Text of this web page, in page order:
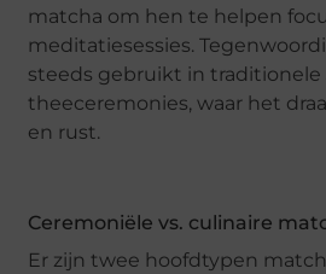
matcha om hen te helpen
meditatiesessies.
steeds gebruikt in traditionele
theeceremonies, waar het
en rust.
Ceremoniële vs. culinaire
Er zijn twee hoofdtypen